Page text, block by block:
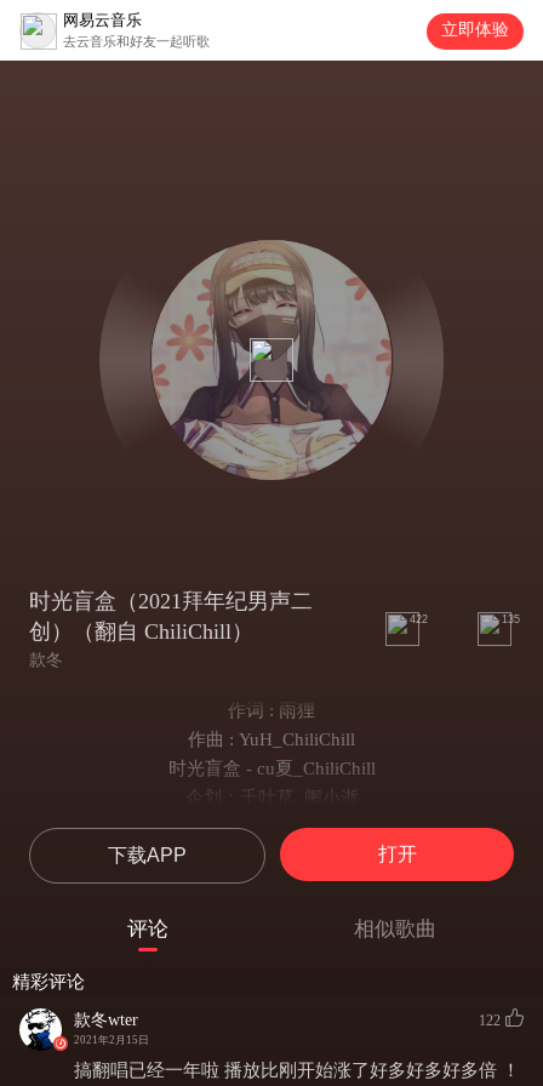
网易云音乐
去云音乐和好友一起听歌
立即体验
时光盲盒（2021拜年纪男声二
创）（翻自 ChiliChill）
款冬
422 135
作词 : 雨狸
作曲 : YuH_ChiliChill
时光盲盒 - cu夏_ChiliChill
企划：千叶草_阑小逝
脚本：千叶草_阑小逝
作曲：YuH_ChiliChill
编曲：YuH_ChiliChill
漫长轨道多像胶片 一格一格就拼成了好多天
下载APP 打开
评论 相似歌曲
精彩评论
款冬wter
2021年2月15日
122
搞翻唱已经一年啦 播放比刚开始涨了好多好多好多倍 ！